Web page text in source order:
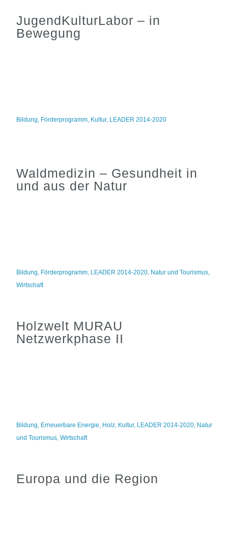
JugendKulturLabor – in
Bewegung
Bildung, Förderprogramm, Kultur, LEADER 2014-2020
Waldmedizin – Gesundheit in
und aus der Natur
Bildung, Förderprogramm, LEADER 2014-2020, Natur und Tourismus,
Wirtschaft
Holzwelt MURAU
Netzwerkphase II
Bildung, Erneuerbare Energie, Holz, Kultur, LEADER 2014-2020, Natur
und Tourismus,Wirtschaft
Europa und die Region